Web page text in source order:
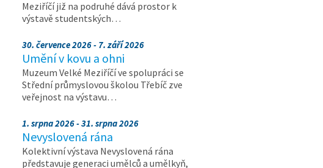
Meziříčí již na podruhé dává prostor k
výstavě studentských…
30. července 2026 - 7. září 2026
Umění v kovu a ohni
Muzeum Velké Meziříčí ve spolupráci se
Střední průmyslovou školou Třebíč zve
veřejnost na výstavu…
1. srpna 2026 - 31. srpna 2026
Nevyslovená rána
Kolektivní výstava Nevyslovená rána
představuje generaci umělců a umělkyň,